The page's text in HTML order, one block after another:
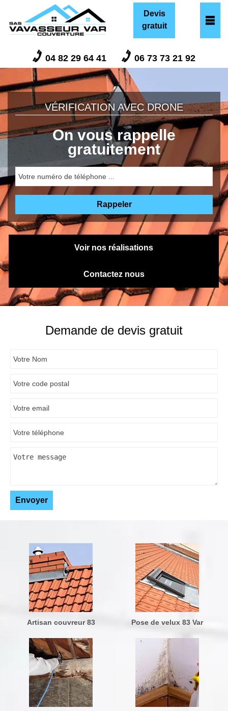
Devis
gratuit
04 82 29 64 41 06 73 73 21 92
VÉRIFICATION AVEC DRONE
On vous rappelle
gratuitement
Voir nos réalisations
Contactez nous
Demande de devis gratuit
Artisan couvreur 83 Pose de velux 83 Var